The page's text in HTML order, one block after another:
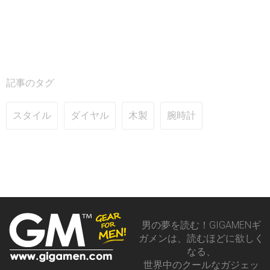
記事のタグ
スタイル ダイヤル 木製 腕時計
男の夢を読む！GIGAMENギ
ガメンは、読むほどに欲しく
なる、
世界中のクールなガジェッ